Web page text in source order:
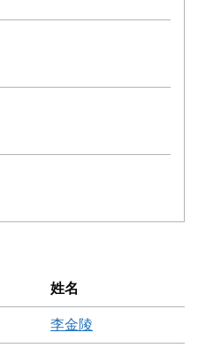
姓名
李金陵